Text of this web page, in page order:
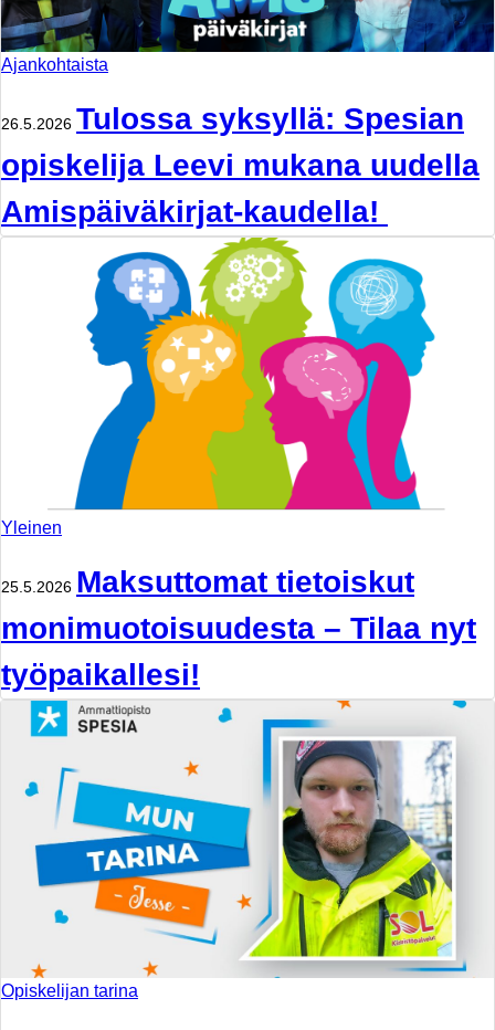
Ajankohtaista
26.5.2026 Tulossa syksyllä: Spesian
opiskelija Leevi mukana uudella
Amispäiväkirjat-kaudella!
Yleinen
25.5.2026 Maksuttomat tietoiskut
monimuotoisuudesta – Tilaa nyt
työpaikallesi!
Opiskelijan tarina